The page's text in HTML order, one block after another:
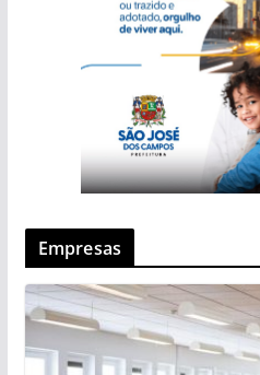
Empresas